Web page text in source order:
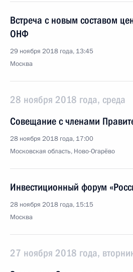
Встреча с новым составом
ОНФ
29 ноября 2018 года, 13:45
Москва
28 ноября 2018 года, среда
Совещание с членами
28 ноября 2018 года, 17:00
Московская область, Ново-Огарёво
Инвестиционный форум
28 ноября 2018 года, 15:15
Москва
27 ноября 2018 года,